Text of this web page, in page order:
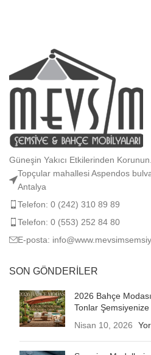
Güneşin Yakıcı Etkilerinden Korunun.
Topçular mahallesi Aspendos
Antalya
Telefon: 0 (242) 310 89 89
Telefon: 0 (553) 252 84 80
E-posta:
SON GÖNDERILER
2026 Bahçe
Tonlar Şemsiyenize
Nisan 10, 2026